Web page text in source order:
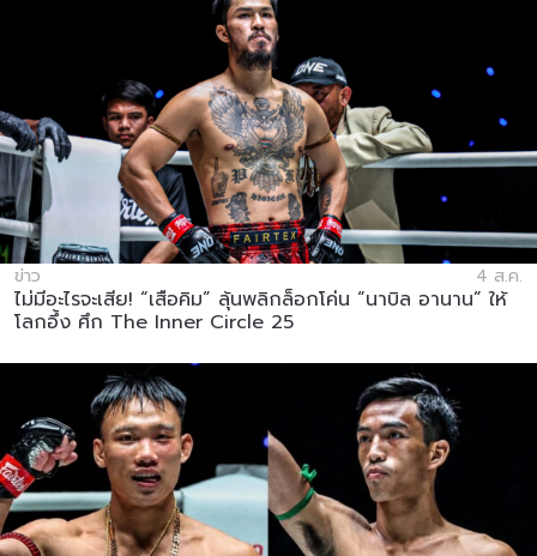
ข่าว 4 ส.ค.
ไม่มีอะไรจะเสีย! “เสือคิม” ลุ้นพลิกล็อกโค่น “นาบิล อานาน” ให้
โลกอึ้ง ศึก The Inner Circle 25